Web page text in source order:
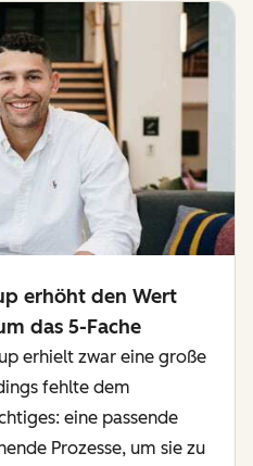
erhöht den Wert
das 5-Fache
erhielt zwar eine große
fehlte dem
eine passende
Prozesse, um sie zu